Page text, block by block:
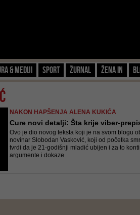
& Mediji Sport Žurnal Žena IN
NAKON HAPŠENJA ALENA KUKIĆA
Cure novi detalji: Šta krije viber-
Ovo je dio novog teksta koji je na svom blogu
novinar Slobodan Vasković, koji od početka
tvrdi da je 21-godišnji mladić ubijen i za to
argumente i dokaze